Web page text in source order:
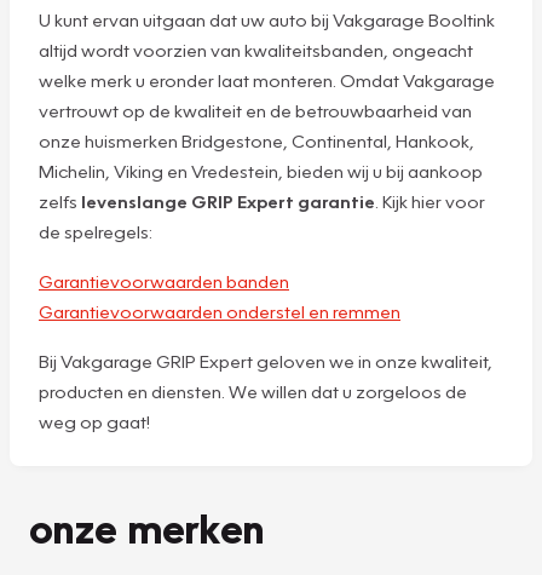
U kunt ervan uitgaan dat uw auto bij Vakgarage Booltink
altijd wordt voorzien van kwaliteitsbanden, ongeacht
welke merk u eronder laat monteren. Omdat Vakgarage
vertrouwt op de kwaliteit en de betrouwbaarheid van
onze huismerken Bridgestone, Continental, Hankook,
Michelin, Viking en Vredestein, bieden wij u bij aankoop
zelfs levenslange GRIP Expert garantie . Kijk hier voor
de spelregels:
Garantievoorwaarden banden
Garantievoorwaarden onderstel en remmen
Bij Vakgarage GRIP Expert geloven we in onze kwaliteit,
producten en diensten. We willen dat u zorgeloos de
weg op gaat!
onze merken